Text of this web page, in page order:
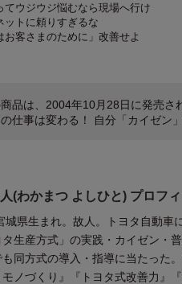
てウジウジ悩むなら現場へ行け
ットに頼りすぎるな
お客さまのために」改善せよ
商品は、2004年10月28日に発売
仕事は変わる！ 自分「カイゼン
(わかまつ よしひと) プロフ
城県生まれ。故人。トヨタ自動車
タ生産方式」の実践・カイゼン・
も同方式の導入・指導に当たった
ノづくり』『トヨタ式改善力』